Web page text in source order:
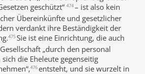
geschützt“ 474– ist also kein
Übereinkünfte und gesetzlicher
verdankt ihre Beständigkeit der
475Sie ist eine Einrichtung, die auch
„durch den personal
die Eheleute gegenseitig
476entsteht, und sie wurzelt in